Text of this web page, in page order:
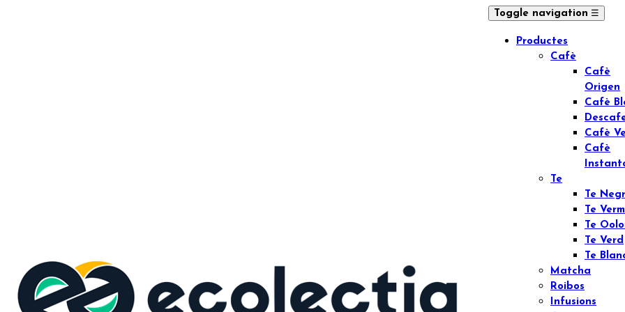
Toggle navigation ☰
Productes
Cafè
Cafè
Origen
Cafè
Cafè
Cafè
Te
Te
Te
Te
Te Verd
Te
Matcha
Roibos
Infusions